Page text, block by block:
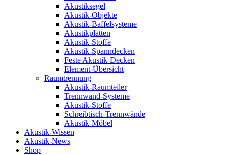
Akustiksegel
Akustik-Objekte
Akustik-Baffelsysteme
Akustikplatten
Akustik-Stoffe
Akustik-Spanndecken
Feste Akustik-Decken
Element-Übersicht
Raumtrennung
Akustik-Raumteiler
Trennwand-Systeme
Akustik-Stoffe
Schreibtisch-Trennwände
Akustik-Möbel
Akustik-Wissen
Akustik-News
Shop